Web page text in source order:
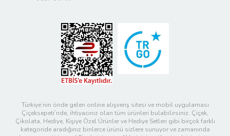
Türkiye’nin önde gelen online alışveriş sitesi ve mobil uygulaması
Çiçeksepeti’nde, ihtiyacınız olan tüm ürünleri bulabilirsiniz. Çiçek,
Çikolata, Hediye, Kişiye Özel Ürünler ve Hediye Setleri gibi birçok farklı
kategoride aradığınız binlerce ürünü sizlere sunuyor ve zamanında